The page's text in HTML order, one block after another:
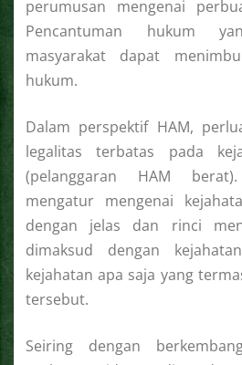
perumusan mengenai
Pencantuman hukum
masyarakat dapat
hukum.
Dalam perspektif HAM,
legalitas terbatas pada
(pelanggaran HAM
mengatur mengenai
dengan jelas dan rinci
dimaksud dengan
kejahatan apa saja yang
tersebut.
Seiring dengan